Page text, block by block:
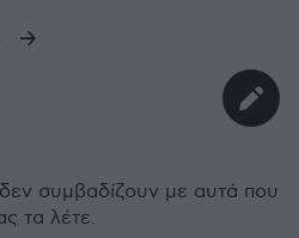
συμβαδίζουν με αυτά που
τα λέτε.